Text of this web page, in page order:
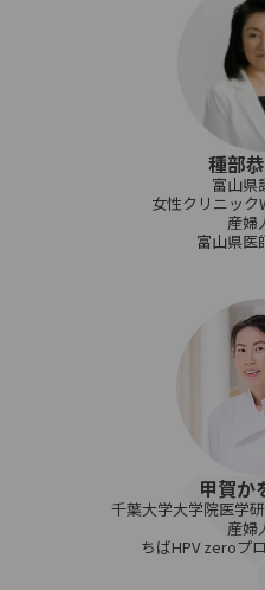
種部
富山県
女性クリニック
産婦
富山県
甲賀か
千葉大学大学院医学
産婦
ちばHPV zeroプ